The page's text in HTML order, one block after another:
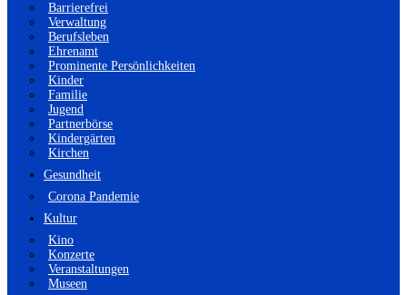
Barrierefrei
Verwaltung
Berufsleben
Ehrenamt
Prominente Persönlichkeiten
Kinder
Familie
Jugend
Partnerbörse
Kindergärten
Kirchen
Gesundheit
Corona Pandemie
Kultur
Kino
Konzerte
Veranstaltungen
Museen